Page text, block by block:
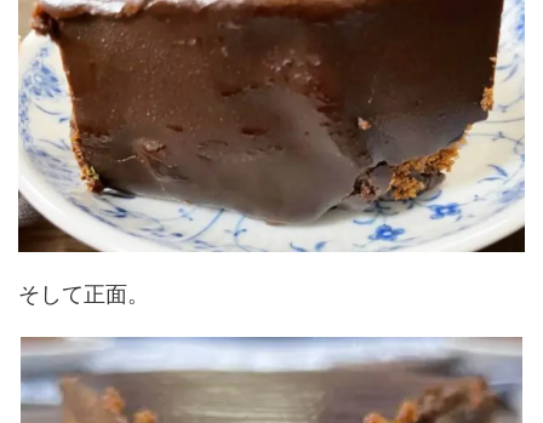
そして正面。